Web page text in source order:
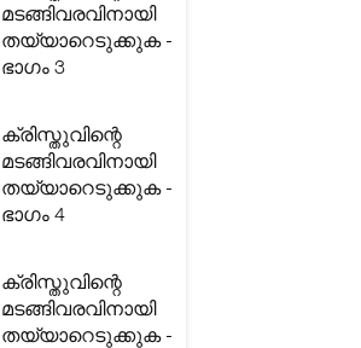
മടങ്ങിവരവിനായി
തയ്യാറെടുക്കുക -
ഭാഗം 3
ക്രിസ്തുവിന്റെ
മടങ്ങിവരവിനായി
തയ്യാറെടുക്കുക -
ഭാഗം 4
ക്രിസ്തുവിന്റെ
മടങ്ങിവരവിനായി
തയ്യാറെടുക്കുക -